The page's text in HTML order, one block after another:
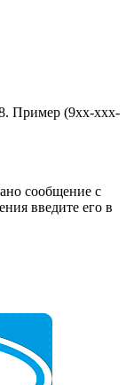
Пример (9хх-ххх-
сообщение с
введите его в